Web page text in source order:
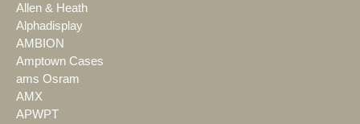
Allen & Heath
Alphadisplay
AMBION
Amptown Cases
ams Osram
AMX
APWPT